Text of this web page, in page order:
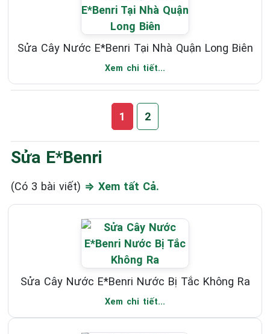
Sửa Cây Nước E*Benri Tại Nhà Quận Long Biên
Xem chi tiết...
1 2
Sửa E*benri
(Có 3 bài viết) ⇒ Xem tất Cả.
Sửa Cây Nước E*Benri Nước Bị Tắc Không Ra
Xem chi tiết...